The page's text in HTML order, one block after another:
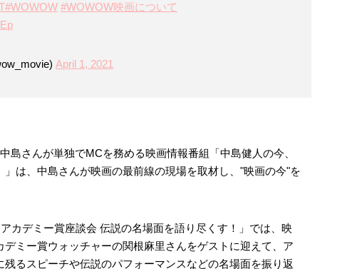
#WOWOW #WOWOW映画について
April 1, 2021
島さんが単独でMCを務める映画情報番組「中島健人の今、
は、中島さんが映画の最前線の現場を取材し、"映画の今"を
カデミー賞座談会 伝説の名場面を語り尽くす！」では、映
ミー賞ウォッチャーの関根麻里さんをゲストに迎えて、ア
残るスピーチや伝説のパフォーマンスなどの名場面を振り返